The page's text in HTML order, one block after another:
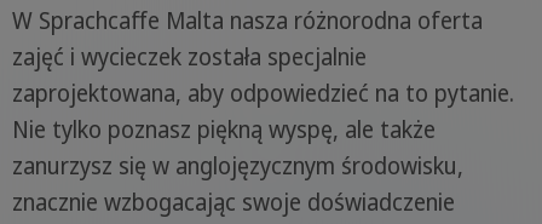
W Sprachcaffe Malta nasza różnorodna oferta
zajęć i wycieczek została specjalnie
zaprojektowana, aby odpowiedzieć na to pytanie.
Nie tylko poznasz piękną wyspę, ale także
zanurzysz się w anglojęzycznym środowisku,
znacznie wzbogacając swoje doświadczenie